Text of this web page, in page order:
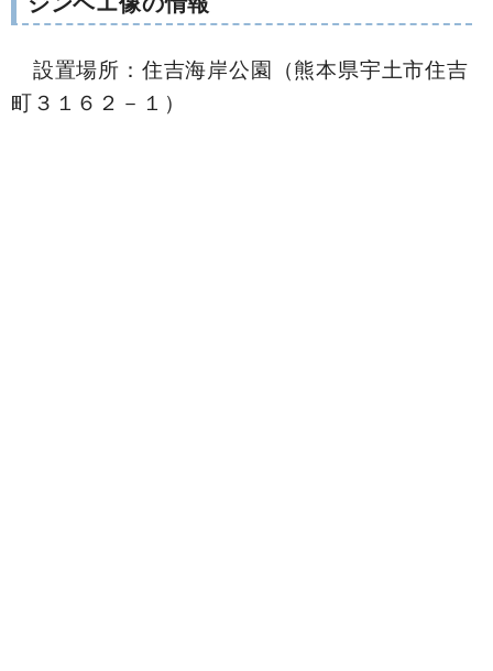
設置場所：住吉海岸公園（熊本県宇土市住吉
町３１６２－１）